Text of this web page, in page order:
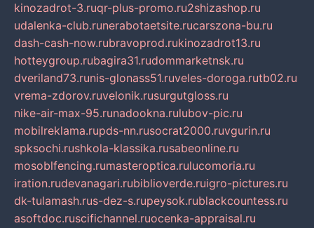
kinozadrot-3.ruqr-plus-promo.ru2shizashop.ru
udalenka-club.runerabotaetsite.rucarszona-bu.ru
dash-cash-now.rubravoprod.rukinozadrot13.ru
hotteygroup.rubagira31.rudommarketnsk.ru
dveriland73.runis-glonass51.ruveles-doroga.rutb02.ru
vrema-zdorov.ruvelonik.rusurgutgloss.ru
nike-air-max-95.runadookna.rulubov-pic.ru
mobilreklama.rupds-nn.rusocrat2000.ruvgurin.ru
spksochi.rushkola-klassika.rusabeonline.ru
mosoblfencing.rumasteroptica.rulucomoria.ru
iration.rudevanagari.rubiblioverde.ruigro-pictures.ru
dk-tulamash.rus-dez-s.rupeysok.rublackcountess.ru
asoftdoc.ruscifichannel.ruocenka-appraisal.ru